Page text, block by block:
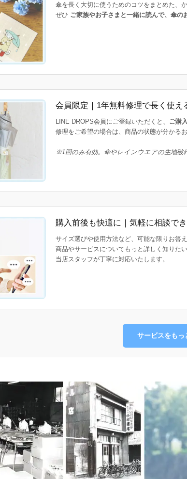
傘を長く大切に使うためのコツをまとめた、
ぜひ ご家族やお子さまと一緒に読んで、傘
会員限定｜1年無料修理で長く使え
LINE DROPS会員にご登録いただくと、 ご購
修理をご希望の場合は、商品の状態が分かる
※1回のみ有効。傘やレインウエアの生地破
購入前後も快適に｜気軽に相談で
サイズ選びや使用方法など、可能な限りお答え
商品やサービスについてもっと詳しく知りたい
当店スタッフが丁寧に対応いたします。
サービスをもっ